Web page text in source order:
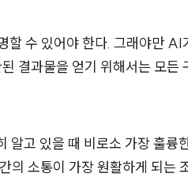
할 수 있어야 한다. 그래야만 AI
결과물을 얻기 위해서는 모든
알고 있을 때 비로소 가장 훌륭
소통이 가장 원활하게 되는